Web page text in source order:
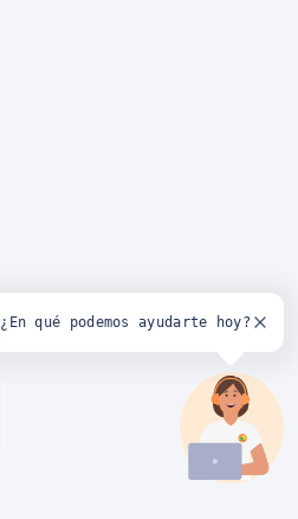
¿En qué podemos ayudarte hoy?